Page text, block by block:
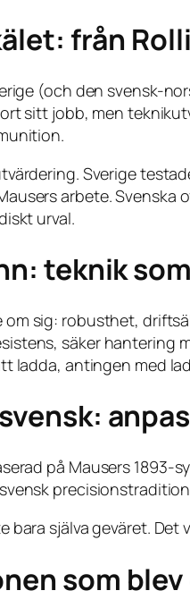
från
(och den svensk-
sitt jobb, men
Sverige
arbete.
urval.
teknik
sig: robusthet,
säker hantering
ladda, antingen med
på Mausers 1893-
bara själva geväret. Det
som